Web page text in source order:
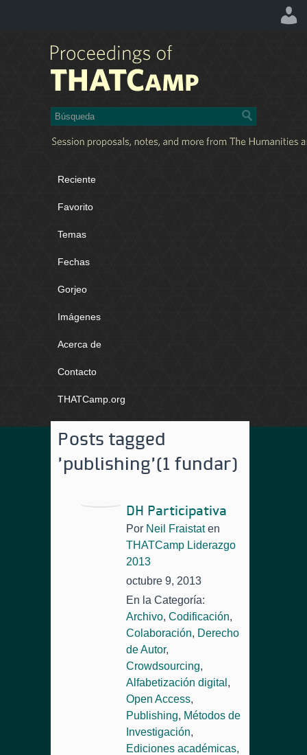
Reciente
Favorito
Temas
Fechas
Gorjeo
Imágenes
Acerca de
Contacto
THATCamp.org
Posts tagged
'publishing'(1 fundar)
DH Participativa
Por Neil Fraistat en
THATCamp Liderazgo
2013
octubre 9, 2013
En la Categoría:
Archivo, Codificación,
Colaboración, Derecho
de Autor,
Crowdsourcing,
Alfabetización digital ,
Open Access,
Publishing, Métodos de
Investigación,
Ediciones académicas,